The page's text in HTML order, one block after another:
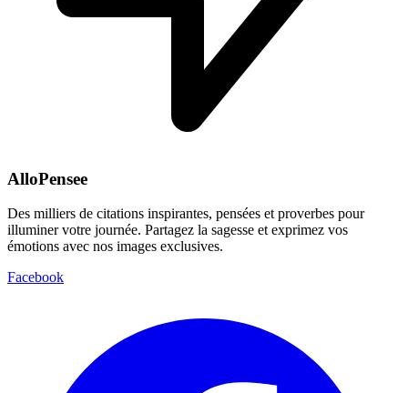
AlloPensee
Des milliers de citations inspirantes, pensées et proverbes pour
illuminer votre journée. Partagez la sagesse et exprimez vos
émotions avec nos images exclusives.
Facebook